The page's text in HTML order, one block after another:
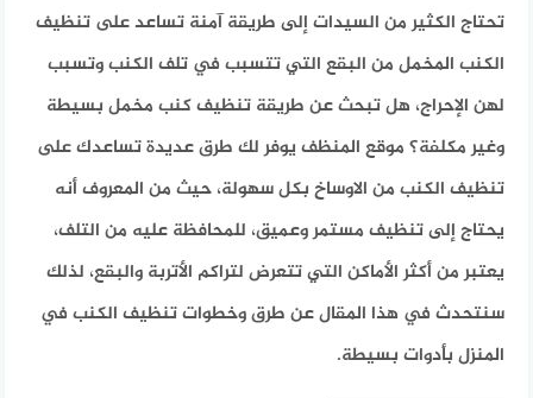
تحتاج الكثير من السيدات إلى طريقة آمنة تساعد على تنظيف
الكنب المخمل من البقع التي تتسبب في تلف الكنب وتسبب
لهن الإحراج، هل تبحث عن طريقة تنظيف كنب مخمل بسيطة
وغير مكلفة؟ موقع المنظف يوفر لك طرق عديدة تساعدك على
تنظيف الكنب من الاوساخ بكل سهولة، حيث من المعروف أنه
يحتاج إلى تنظيف مستمر وعميق، للمحافظة عليه من التلف،
يعتبر من أكثر الأماكن التي تتعرض لتراكم الأتربة والبقع، لذلك
سنتحدث في هذا المقال عن طرق وخطوات تنظيف الكنب في
المنزل بأدوات بسيطة.